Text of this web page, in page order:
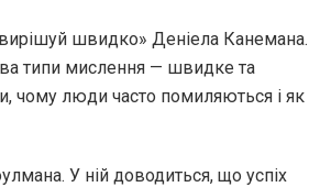
швидко» Деніела Канемана.
типи мислення — швидке та
чому люди часто помиляються і як
У ній доводиться, що успіх